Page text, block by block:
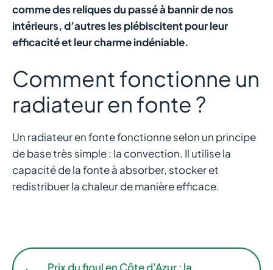
comme des reliques du passé à bannir de nos
intérieurs, d’autres les plébiscitent pour leur
efficacité et leur charme indéniable.
Comment fonctionne un
radiateur en fonte ?
Un radiateur en fonte fonctionne selon un principe
de base très simple : la convection. Il utilise la
capacité de la fonte à absorber, stocker et
redistribuer la chaleur de manière efficace.
Prix du fioul en Côte d’Azur : la